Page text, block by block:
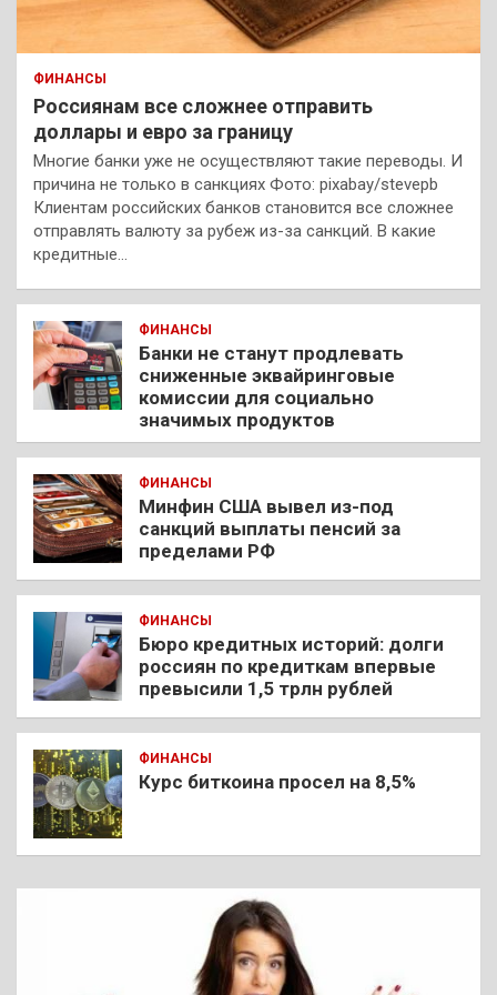
ФИНАНСЫ
Россиянам все сложнее отправить
доллары и евро за границу
Многие банки уже не осуществляют такие переводы. И
причина не только в санкциях Фото: pixabay/stevepb
Клиентам российских банков становится все сложнее
отправлять валюту за рубеж из-за санкций. В какие
кредитные…
ФИНАНСЫ
Банки не станут продлевать
сниженные эквайринговые
комиссии для социально
значимых продуктов
ФИНАНСЫ
Минфин США вывел из-под
санкций выплаты пенсий за
пределами РФ
ФИНАНСЫ
Бюро кредитных историй: долги
россиян по кредиткам впервые
превысили 1,5 трлн рублей
ФИНАНСЫ
Курс биткоина просел на 8,5%